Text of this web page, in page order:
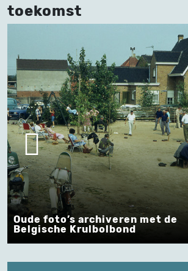
toekomst
met de
Sociale